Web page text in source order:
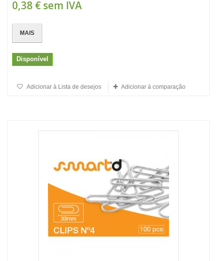
0,38 € sem IVA
MAIS
Disponível
Adicionar à Lista de desejos Adicionar à comparação